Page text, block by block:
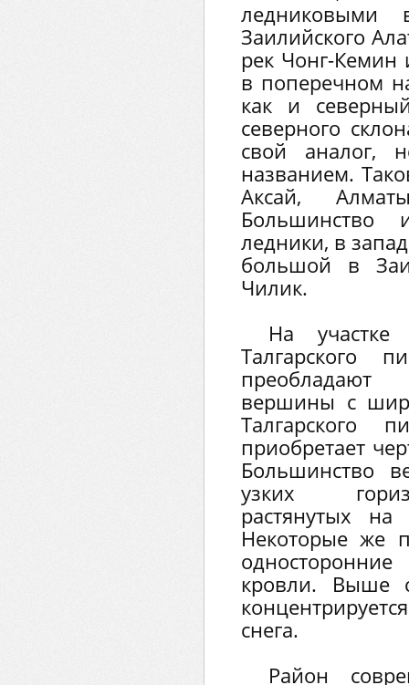
Заилийского
рек Чонг-Кемин
в поперечном
как и
северного
свой аналог,
названием.
Аксай,
ледники, в
большой в
Чилик.
На
Талгарского
вершины с
Талгарского
приобретает
Большинство
узких
растянутых
Некоторые же
кровли. Выше
снега.
Район